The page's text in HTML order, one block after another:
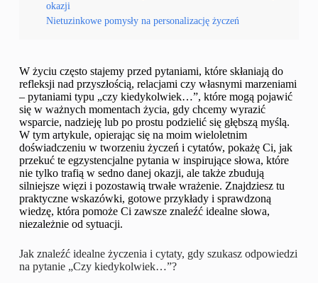
okazji
Nietuzinkowe pomysły na personalizację życzeń
W życiu często stajemy przed pytaniami, które skłaniają do
refleksji nad przyszłością, relacjami czy własnymi marzeniami
– pytaniami typu „czy kiedykolwiek…”, które mogą pojawić
się w ważnych momentach życia, gdy chcemy wyrazić
wsparcie, nadzieję lub po prostu podzielić się głębszą myślą.
W tym artykule, opierając się na moim wieloletnim
doświadczeniu w tworzeniu życzeń i cytatów, pokażę Ci, jak
przekuć te egzystencjalne pytania w inspirujące słowa, które
nie tylko trafią w sedno danej okazji, ale także zbudują
silniejsze więzi i pozostawią trwałe wrażenie. Znajdziesz tu
praktyczne wskazówki, gotowe przykłady i sprawdzoną
wiedzę, która pomoże Ci zawsze znaleźć idealne słowa,
niezależnie od sytuacji.
Jak znaleźć idealne życzenia i cytaty, gdy szukasz odpowiedzi
na pytanie „Czy kiedykolwiek…”?